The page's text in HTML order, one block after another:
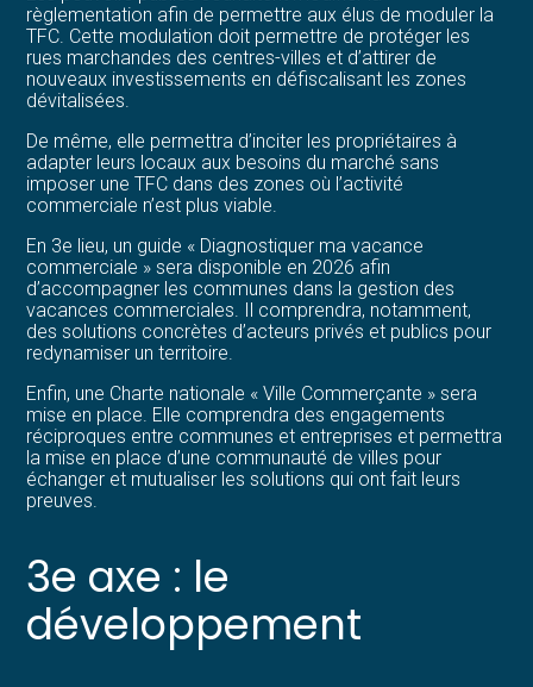
règlementation afin de permettre aux élus de moduler la
TFC. Cette modulation doit permettre de protéger les
rues marchandes des centres-villes et d’attirer de
nouveaux investissements en défiscalisant les zones
dévitalisées.
De même, elle permettra d’inciter les propriétaires à
adapter leurs locaux aux besoins du marché sans
imposer une TFC dans des zones où l’activité
commerciale n’est plus viable.
En 3e lieu, un guide « Diagnostiquer ma vacance
commerciale » sera disponible en 2026 afin
d’accompagner les communes dans la gestion des
vacances commerciales. Il comprendra, notamment,
des solutions concrètes d’acteurs privés et publics pour
redynamiser un territoire.
Enfin, une Charte nationale « Ville Commerçante » sera
mise en place. Elle comprendra des engagements
réciproques entre communes et entreprises et permettra
la mise en place d’une communauté de villes pour
échanger et mutualiser les solutions qui ont fait leurs
preuves.
3e axe : le
développement